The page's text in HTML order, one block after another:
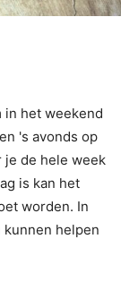
in het weekend
's avonds op
je de hele week
is kan het
worden. In
helpen